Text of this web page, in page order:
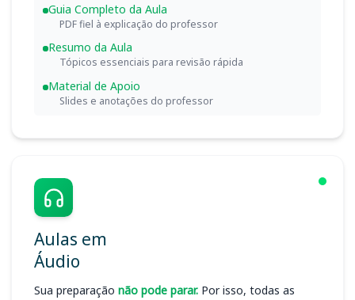
Guia Completo da Aula
PDF fiel à explicação do professor
Resumo da Aula
Tópicos essenciais para revisão rápida
Material de Apoio
Slides e anotações do professor
Aulas em
Áudio
Sua preparação não pode parar. Por isso, todas as